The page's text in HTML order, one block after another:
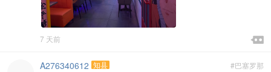

7 天前 
#巴塞罗那
A276340612 知县